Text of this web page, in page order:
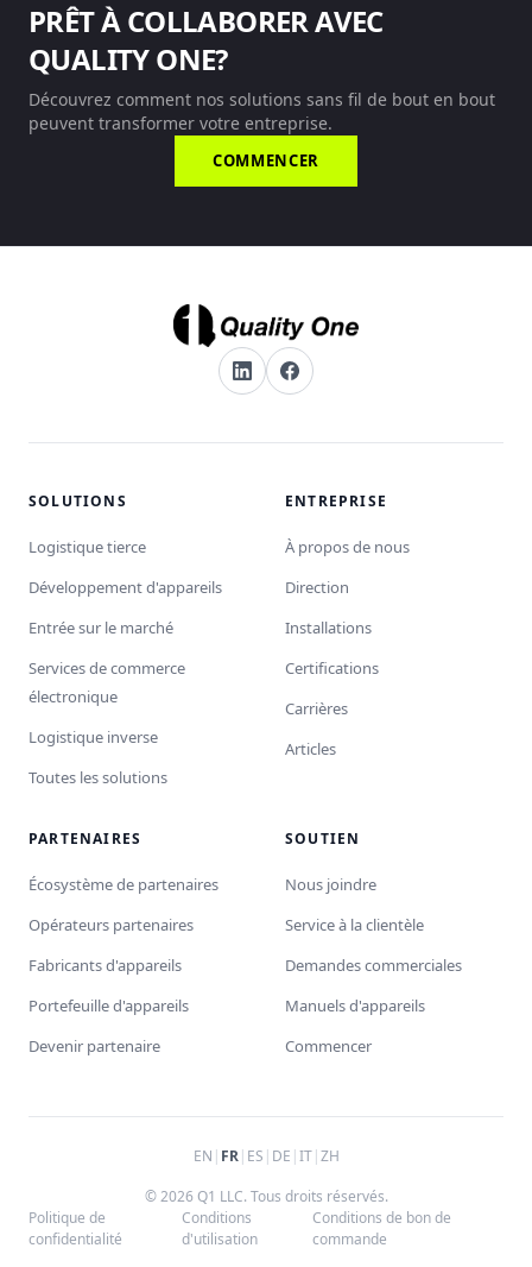
PRÊT À COLLABORER AVEC
QUALITY ONE?
Découvrez comment nos solutions sans fil de bout en bout
peuvent transformer votre entreprise.
COMMENCER
SOLUTIONS
Logistique tierce
Développement d'appareils
Entrée sur le marché
Services de commerce
électronique
Logistique inverse
Toutes les solutions
ENTREPRISE
À propos de nous
Direction
Installations
Certifications
Carrières
Articles
PARTENAIRES
Écosystème de partenaires
Opérateurs partenaires
Fabricants d'appareils
Portefeuille d'appareils
Devenir partenaire
SOUTIEN
Nous joindre
Service à la clientèle
Demandes commerciales
Manuels d'appareils
Commencer
EN | FR| ES | DE |IT|ZH
© 2026 Q1 LLC. Tous droits réservés.
Politique de
confidentialité
Conditions
d'utilisation
Conditions de bon de
commande